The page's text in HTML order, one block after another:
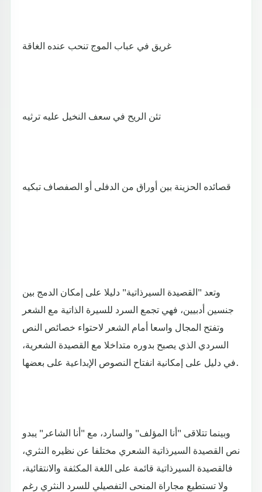
غريق في عباب الموج تنحب عنده الغاقة
تئن الريح في سعف النخيل عليه ترثيه
قصائده الحزينة بين أوراق من الدفلى أو الصفصاف تبكيه
وتعد "القصيدة السيرذاتية" دليلا على إمكان الدمج بين
جنسين أدبيين، فهي تجمع السرد للسيرة الذاتية مع الشعر
وتفتح المجال واسعا أمام الشعر لاحتواء خصائص النص
السردي الذي يصبح بدوره متداخلا مع القصيدة الشعرية،
في دليل على إمكانية انفتاح النصوص الإبداعية على بعضها.
وبينما تتلاقى "أنا المؤلف" والسارد، مع "أنا الشاعر" يبدو
نص القصيدة السيرذاتية الشعري مختلفا عن نظيره النثري،
فالقصيدة السيرذاتية قائمة على اللغة المكثفة والانتقائية،
ولا تستطيع مجاراة المنحى التفصيلي للسرد النثري رغم